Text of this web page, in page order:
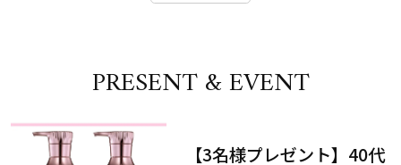
PRESENT & EVENT
【3名様プレゼント】40代